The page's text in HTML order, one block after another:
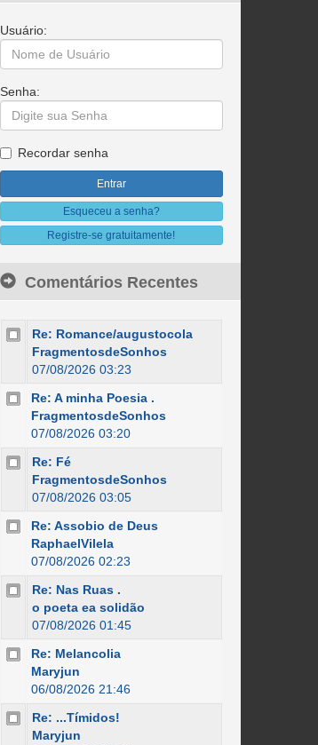
Usuário:
Senha:
Recordar senha
Esqueceu a senha?
Registre-se gratuitamente!
Comentários Recentes
Re: Romance/augustocola
FragmentosdeSonhos
07/08/2026 03:23
Re: A minha Poesia .
FragmentosdeSonhos
07/08/2026 03:20
Re: Fé
FragmentosdeSonhos
07/08/2026 03:05
Re: Assobio de Deus
RaphaelVilela
07/08/2026 02:23
Re: Nas Ruas .
o poeta ea solidão
07/08/2026 01:45
Re: Melancolia
Maryjun
06/08/2026 21:46
Re: ...Tímidos!
Maryjun